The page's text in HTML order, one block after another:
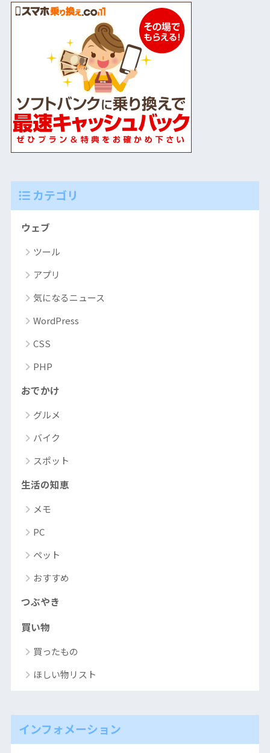
カテゴリ
ウェブ
ツール
アプリ
気になるニュース
WordPress
CSS
PHP
おでかけ
グルメ
バイク
スポット
生活の知恵
メモ
PC
ペット
おすすめ
つぶやき
買い物
買ったもの
ほしい物リスト
インフォメーション